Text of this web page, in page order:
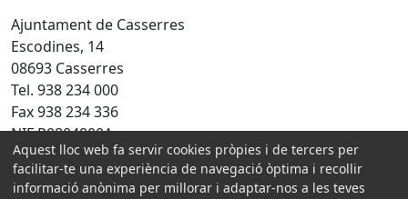
Ajuntament de Casserres
Escodines, 14
08693 Casserres
Tel. 938 234 000
Fax 938 234 336
NIF P0804800A
Amb la col·laboració de:
Aquest lloc web fa servir cookies pròpies i de tercers per
facilitar-te una experiència de navegació òptima i recollir
informació anònima per millorar i adaptar-nos a les teves